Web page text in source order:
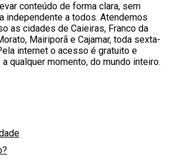
conteúdo de forma clara, sem
independente a todos. Atendemos
as cidades de Caieiras, Franco da
Mairiporã e Cajamar, toda sexta-
internet o acesso é gratuito e
qualquer momento, do mundo inteiro.